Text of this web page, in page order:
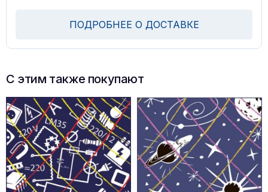
ПОДРОБНЕЕ О ДОСТАВКЕ
С этим также покупают